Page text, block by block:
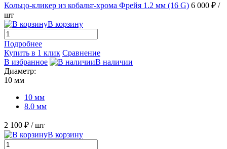
Кольцо-кликер из кобальт-хрома Фрейя 1.2 мм (16 G) 6 000 ₽ /
шт
В корзину
Подробнее
Купить в 1 клик Сравнение
В избранное
В наличии
Диаметр:
10 мм
10 мм
8.0 мм
2 100 ₽ / шт
В корзину